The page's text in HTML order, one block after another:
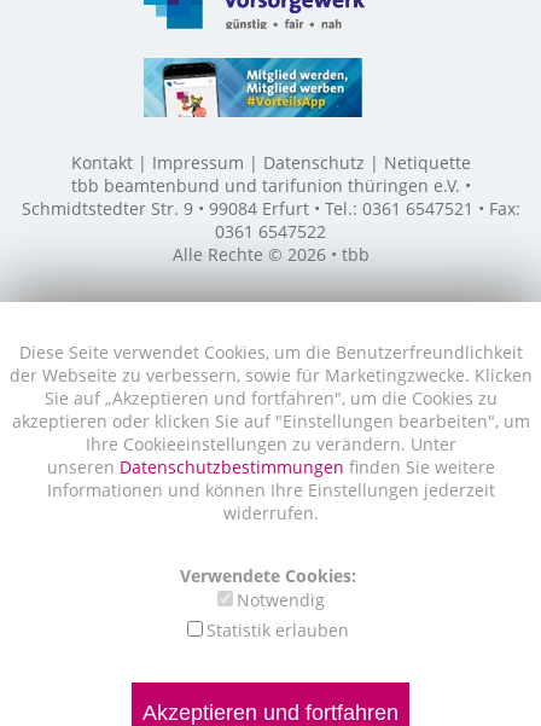
Diese Seite verwendet Cookies, um die Benutzerfreundlichkeit
der Webseite zu verbessern, sowie für Marketingzwecke. Klicken
Sie auf „Akzeptieren und fortfahren", um die Cookies zu
akzeptieren oder klicken Sie auf "Einstellungen bearbeiten", um
Ihre Cookieeinstellungen zu verändern. Unter
unseren Datenschutzbestimmungen finden Sie weitere
Informationen und können Ihre Einstellungen jederzeit
widerrufen.
Verwendete Cookies:
Notwendig
Statistik erlauben
Akzeptieren und fortfahren
Kontakt Impressum Datenschutz
Netiquette
tbb beamtenbund und tarifunion thüringen e.V. •
Schmidtstedter Str. 9 • 99084 Erfurt • Tel.: 0361 6547521 • Fax:
0361 6547522
Alle Rechte © 2026 • tbb